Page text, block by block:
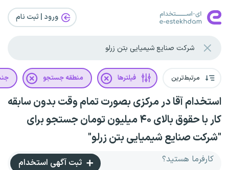
ورود | ثبت‌ نام
مرتبط‌ترین فیلترها منطقه جستجو
استخدام آقا در مرکزی بصورت تمام وقت بدون سابقه
کار با حقوق بالای ۴۰ میلیون تومان جستجو برای
"شرکت صنایع شیمیایی بتن زرلو"
کارفرما هستید؟ ثبت آگهی استخدام